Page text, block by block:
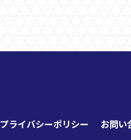
プライバシーポリシー お問い